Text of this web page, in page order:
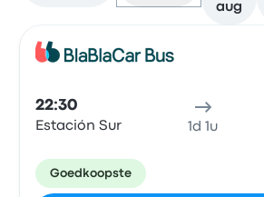
aug
22:30
Estación Sur 1d 1u
Goedkoopste